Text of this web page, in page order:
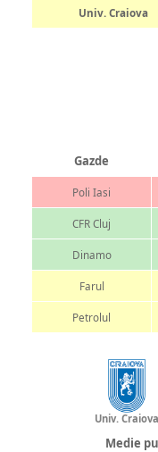
Univ. Craiova
Gazde
Poli Iasi
CFR Cluj
Dinamo
Farul
Petrolul
Univ. Craiova
Medie